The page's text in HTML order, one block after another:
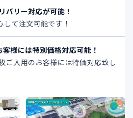
バリー対応が可能！
て注文可能です！
様には特別価格対応可能！
ご入用のお客様には特価対応致し